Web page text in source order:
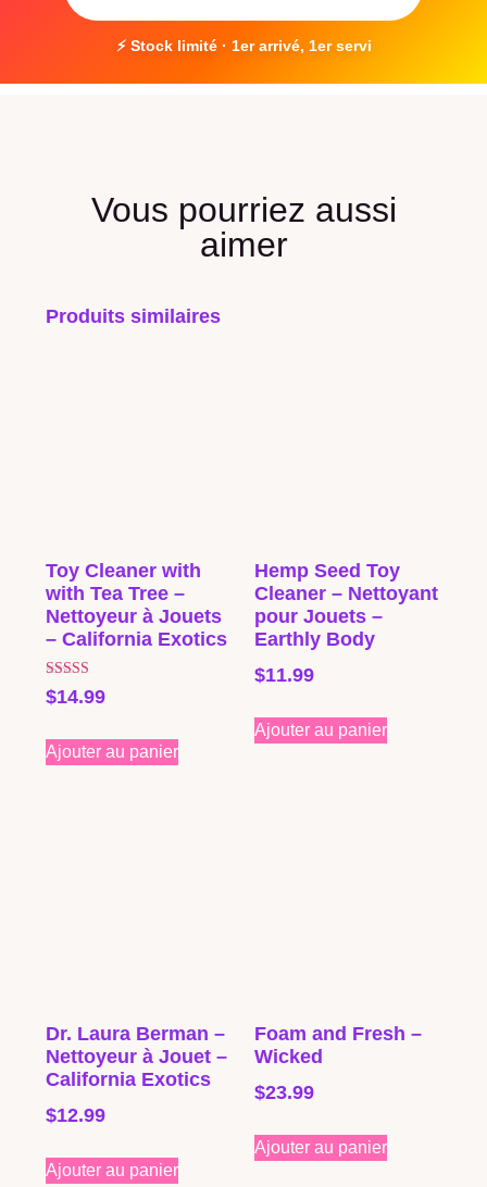
⚡ Stock limité · 1er arrivé, 1er servi
Vous pourriez aussi
aimer
Produits similaires
Toy Cleaner with
with Tea Tree –
Nettoyeur à Jouets
– California Exotics
Note
4.00
$14.99
Ajouter au panier
Hemp Seed Toy
Cleaner – Nettoyant
pour Jouets –
Earthly Body
$11.99
Ajouter au panier
Dr. Laura Berman –
Nettoyeur à Jouet –
California Exotics
$12.99
Ajouter au panier
Foam and Fresh –
Wicked
$23.99
Ajouter au panier